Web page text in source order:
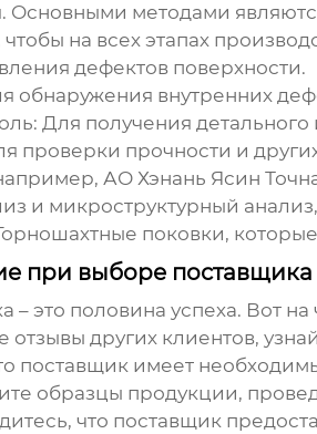
методами
на всех этапах
дефектов поверхности.
обнаружения внутренних
: Для получения
проверки прочности и
АО Хэнань Ясин
и микроструктурный
поковки,
при выборе
это половина успеха. Вот на
отзывы других клиентов,
поставщик имеет
образцы продукции,
что поставщик